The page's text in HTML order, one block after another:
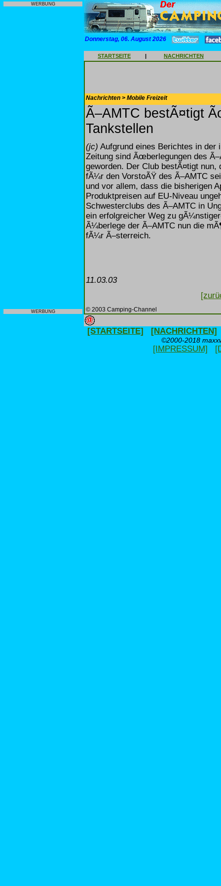
WERBUNG
WERBUNG
Donnerstag, 06. August 2026
STARTSEITE | NACHRICHTEN
Nachrichten > Mobile Freizeit
Ã–AMTC bestÃ¤tigt
Tankstellen
(jc) Aufgrund eines Berichtes in der
Zeitung sind Ãœberlegungen des
geworden. Der Club bestÃ¤tigt
fÃ¼r den VorstoÃŸ des Ã–AMTC
und vor allem, dass die bisherigen
Produktpreisen auf EU-Niveau
Schwesterclubs des Ã–AMTC in
ein erfolgreicher Weg zu
Ã¼berlege der Ã–AMTC nun die
fÃ¼r Ã–sterreich.
11.03.03
© 2003 Camping-Channel
[STARTSEITE] [NACHRICHTEN]
©2000-2018
[IMPRESSUM]